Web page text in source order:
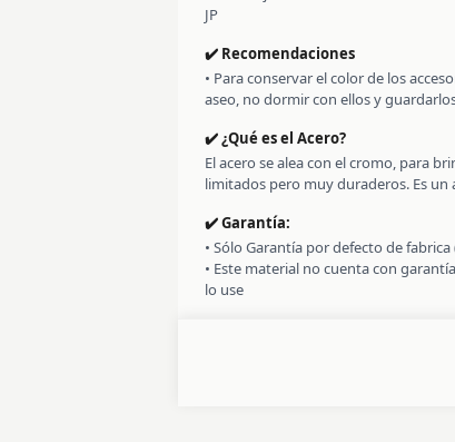
JP
✔️ Recomendaciones
• Para conservar el color de los
aseo, no dormir con ellos y
✔️ ¿Qué es el Acero?
El acero se alea con el cromo, para
limitados pero muy duraderos. Es
✔️ Garantía:
• Sólo Garantía por defecto de
• Este material no cuenta con
lo use